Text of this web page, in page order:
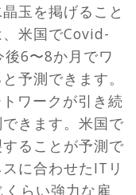
玉を掲げること
米国でCovid-
6〜8か月でワ
予測できます。
ワークが引き続
きます。米国で
ることが予測で
に合わせたITリ
くらい強力な雇